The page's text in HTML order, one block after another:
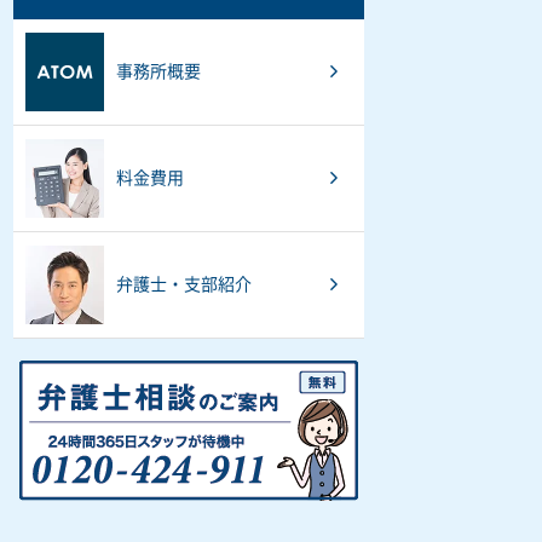
事務所概要
料金費用
弁護士・支部紹介